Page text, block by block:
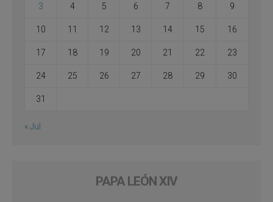
3 4 5 6 7 8 9
10 11 12 13 14 15 16
17 18 19 20 21 22 23
24 25 26 27 28 29 30
31
« Jul
PAPA LEÓN XIV